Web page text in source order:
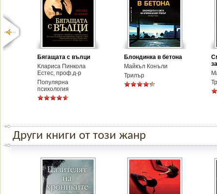
Бягащата с вълци
Клариса Пинкола
Естес, проф.д-р
Популярна
психология
Блондинка в бетона
Майкъл Конъли
Трилър
Други книги от този жанр